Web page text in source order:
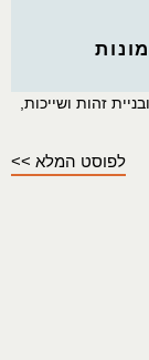
זהות ושייכות,
לפוסט המלא >>